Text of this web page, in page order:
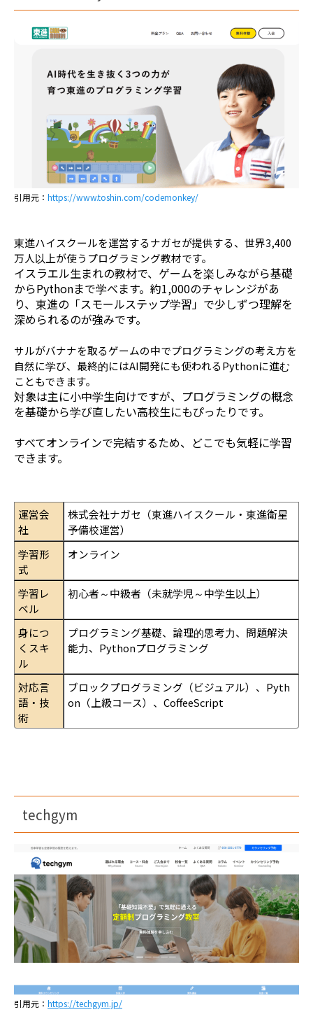
引用元： https://www.toshin.com/codemonkey/
東進ハイスクールを運営するナガセが提供する、世界3,400
万人以上が使うプログラミング教材です。
イスラエル生まれの教材で、ゲームを楽しみながら基礎
からPythonまで学べます。約1,000のチャレンジがあ
り、東進の「スモールステップ学習」で少しずつ理解を
深められるのが強みです。
サルがバナナを取るゲームの中でプログラミングの考え方を
自然に学び、最終的にはAI開発にも使われるPythonに進む
こともできます。
対象は主に小中学生向けですが、プログラミングの概念
を基礎から学び直したい高校生にもぴったりです。
すべてオンラインで完結するため、どこでも気軽に学習
できます。
運営会
社
株式会社ナガセ（東進ハイスクール・東進衛星
予備校運営）
学習形
式
オンライン
学習レ
ベル
初心者～中級者（未就学児～中学生以上）
身につ
くスキ
ル
プログラミング基礎、論理的思考力、問題解決
能力、Pythonプログラミング
対応言
語・技
術
ブロックプログラミング（ビジュアル）、Pyth
on（上級コース）、CoffeeScript
techgym
引用元： https://techgym.jp/